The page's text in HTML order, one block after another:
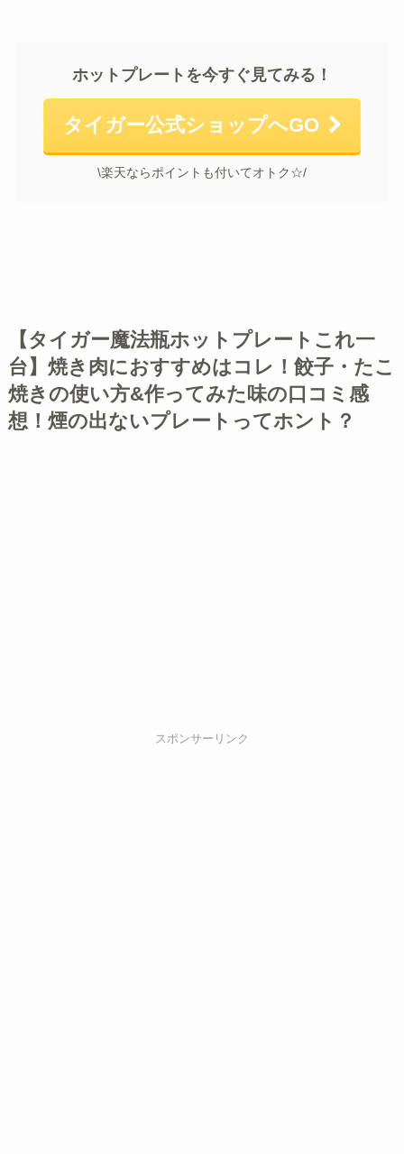
ホットプレートを今すぐ見てみる！
タイガー公式ショップへGO
\楽天ならポイントも付いてオトク☆/
【タイガー魔法瓶ホットプレートこれ一
台】焼き肉におすすめはコレ！餃子・たこ
焼きの使い方&作ってみた味の口コミ感
想！煙の出ないプレートってホント？
スポンサーリンク